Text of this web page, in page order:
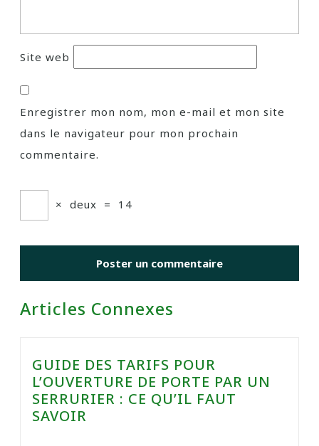
Site web
Enregistrer mon nom, mon e-mail et mon site
dans le navigateur pour mon prochain
commentaire.
× deux = 14
Articles Connexes
GUIDE DES TARIFS POUR
L’OUVERTURE DE PORTE PAR UN
SERRURIER : CE QU’IL FAUT
SAVOIR